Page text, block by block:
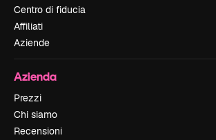
Centro di fiducia
Affiliati
Aziende
Azienda
Prezzi
Chi siamo
Recensioni